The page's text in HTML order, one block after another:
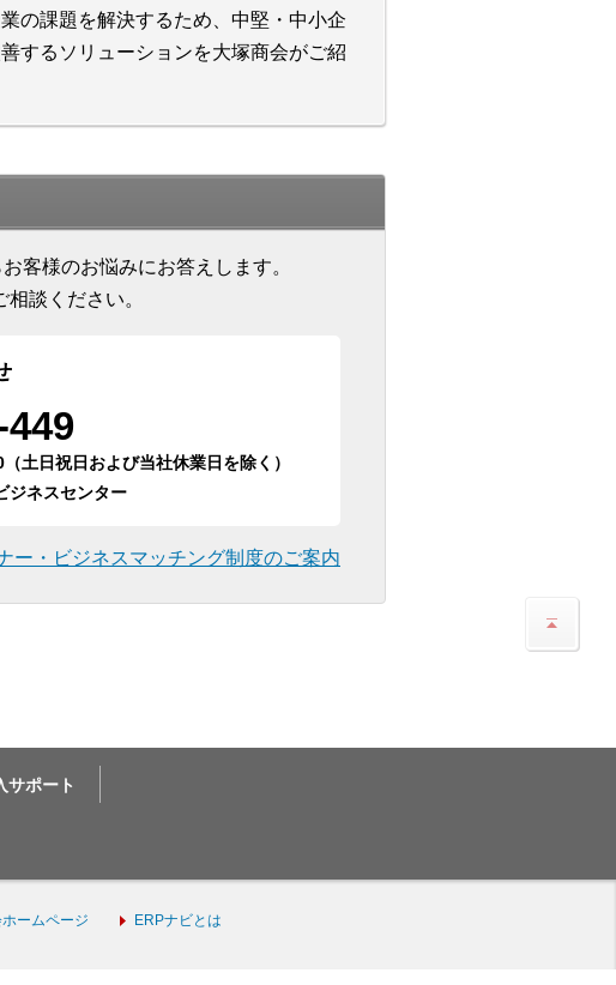
の課題を解決するため、中堅・中小企
するソリューションを大塚商会がご紹
客様のお悩みにお答えします。
談ください。
449
土日祝日および当社休業日を除く）
ジネスセンター
ー・ビジネスマッチング制度のご案内
サポート
ームページ ERPナビとは